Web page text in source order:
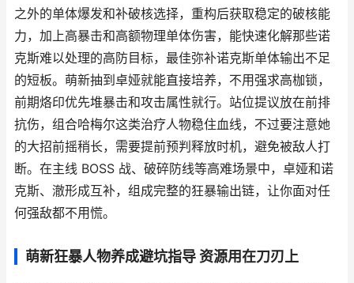
之外的单体爆发和补破核选择，重构后获取稳定的破核能
力，加上高暴击和高额物理单体伤害，能快速化解那些诺
克斯难以处理的高防目标，最佳弥补诺克斯单体输出不足
的短板。萌新抽到卓娅就能直接培养，不用强求高枷锁，
前期烙印优先堆暴击和攻击属性就行。站位提议放在前排
抗伤，组合哈梅尔这类治疗人物稳住血线，不过要注意她
的大招前摇稍长，需要提前预判释放时机，避免被敌人打
断。在主线 BOSS 战、破碎防线等高难场景中，卓娅和诺
克斯、澈形成互补，组成完整的狂暴输出链，让你面对任
何强敌都不用慌。
萌新狂暴人物养成避坑指导 资源用在刀刃上